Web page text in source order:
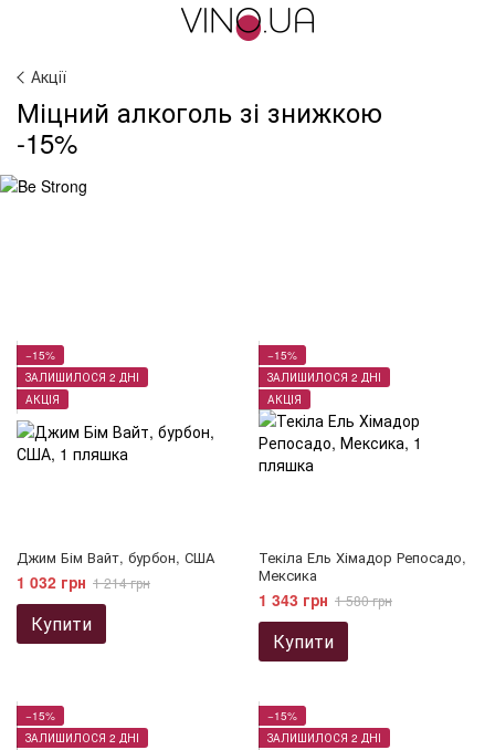
Акції
Міцний алкоголь зі знижкою
-15%
−15%
ЗАЛИШИЛОСЯ 2 ДНІ
АКЦІЯ
Джим Бім Вайт, бурбон, США
1 032 грн 1 214 грн
Купити
−15%
ЗАЛИШИЛОСЯ 2 ДНІ
АКЦІЯ
Текіла Ель Хімадор Репосадо,
Мексика
1 343 грн 1 580 грн
Купити
−15%
ЗАЛИШИЛОСЯ 2 ДНІ
−15%
ЗАЛИШИЛОСЯ 2 ДНІ